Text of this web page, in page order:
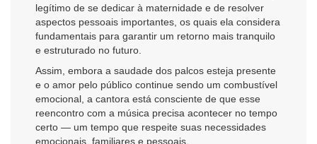
legítimo de se dedicar à maternidade e de resolver
aspectos pessoais importantes, os quais ela considera
fundamentais para garantir um retorno mais tranquilo
e estruturado no futuro.
Assim, embora a saudade dos palcos esteja presente
e o amor pelo público continue sendo um combustível
emocional, a cantora está consciente de que esse
reencontro com a música precisa acontecer no tempo
certo — um tempo que respeite suas necessidades
emocionais, familiares e pessoais.